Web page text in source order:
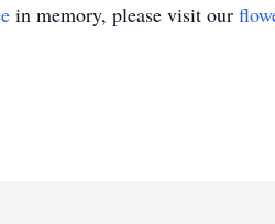
llamarán,
in memory, please visit our